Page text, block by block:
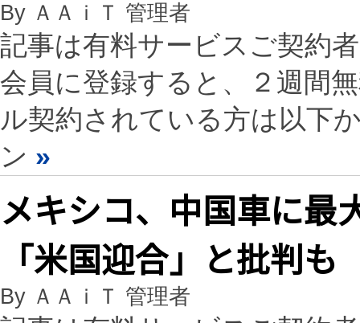
By ＡＡｉＴ 管理者
記事は有料サービスご契約
会員に登録すると、２週間
ル契約されている方は以下
ン »
メキシコ、中国車に
「米国迎合」と批判も
By ＡＡｉＴ 管理者